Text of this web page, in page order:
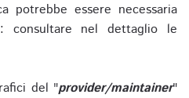
potrebbe essere necessaria
consultare nel dettaglio le
del "provider/maintainer"